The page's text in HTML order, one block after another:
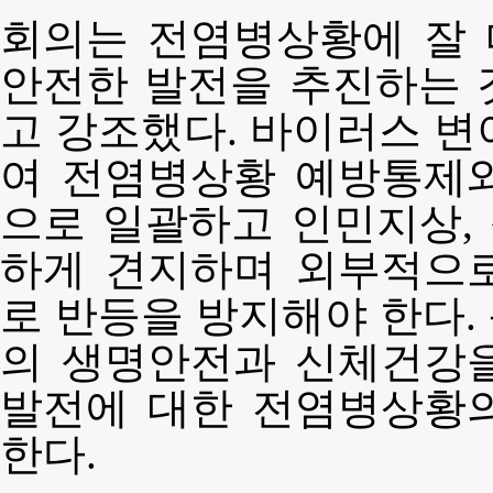
회의는 전염병상황에 잘
안전한 발전을 추진하는
고 강조했다. 바이러스
여 전염병상황 예방통제
으로 일괄하고 인민지상
하게 견지하며 외부적으
로 반등을 방지해야 한다
의 생명안전과 신체건강
발전에 대한 전염병상황
한다.